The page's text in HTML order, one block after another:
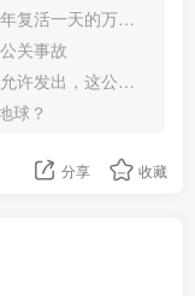
活一天的万事屋
关事故
就是我国乃至全世界的灾难
球？
分享 收藏